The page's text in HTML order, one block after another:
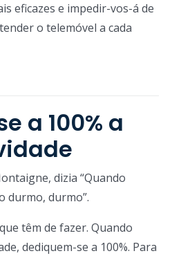
eficazes e impedir-vos-á de
o telemóvel a cada
a 100% a
dizia “Quando
durmo, durmo”.
têm de fazer. Quando
dediquem-se a 100%. Para